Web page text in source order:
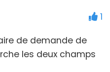
1
de demande de
les deux champs